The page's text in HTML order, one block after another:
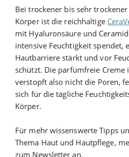
Bei trockener bis sehr
Körper ist die reichhaltige
mit Hyaluronsäure und
intensive Feuchtigkeit spendet,
Hautbarriere stärkt und vor
schützt. Die parfümfreie Creme
verstopft also nicht die Poren,
sich für die tägliche
Körper.
Für mehr wissenswerte Tipps
Thema Haut und Hautpflege,
zum Newsletter an.